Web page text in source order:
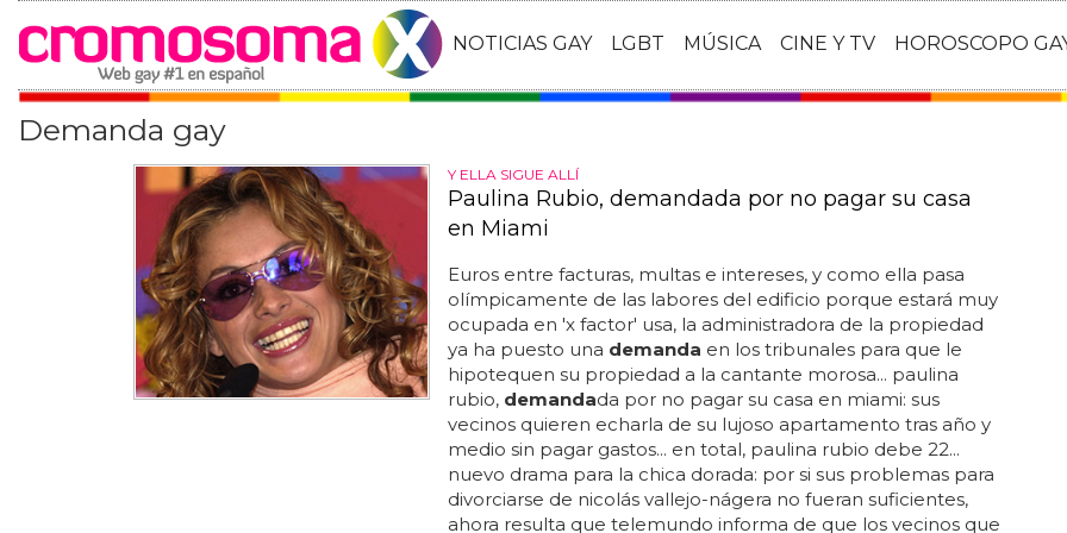
NOTICIAS GAY LGBT MÚSICA CINE Y TV HOROSCOPO
Demanda gay
Y ELLA SIGUE ALLÍ
Paulina Rubio, demandada por no pagar su casa
en Miami
Euros entre facturas, multas e intereses, y como ella pasa
olímpicamente de las labores del edificio porque estará muy
ocupada en 'x factor' usa, la administradora de la propiedad
ya ha puesto una demanda en los tribunales para que le
hipotequen su propiedad a la cantante morosa... paulina
rubio, demandada por no pagar su casa en miami: sus
vecinos quieren echarla de su lujoso apartamento tras año y
medio sin pagar gastos... en total, paulina rubio debe 22...
nuevo drama para la chica dorada: por si sus problemas para
divorciarse de nicolás vallejo-nágera no fueran suficientes,
ahora resulta que telemundo informa de que los vecinos que